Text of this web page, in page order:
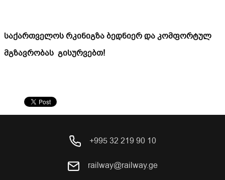
საქართველოს რკინიგზა ბედნიერ და კომფორტულ
მგზავრობას გისურვებთ!
+995 32 219 90 10
railway@railway.ge